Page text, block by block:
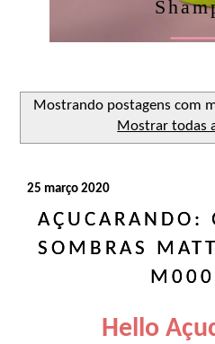
Mostrando postagens com
Mostrar todas
25 março 2020
AÇUCARANDO:
SOMBRAS
Hello